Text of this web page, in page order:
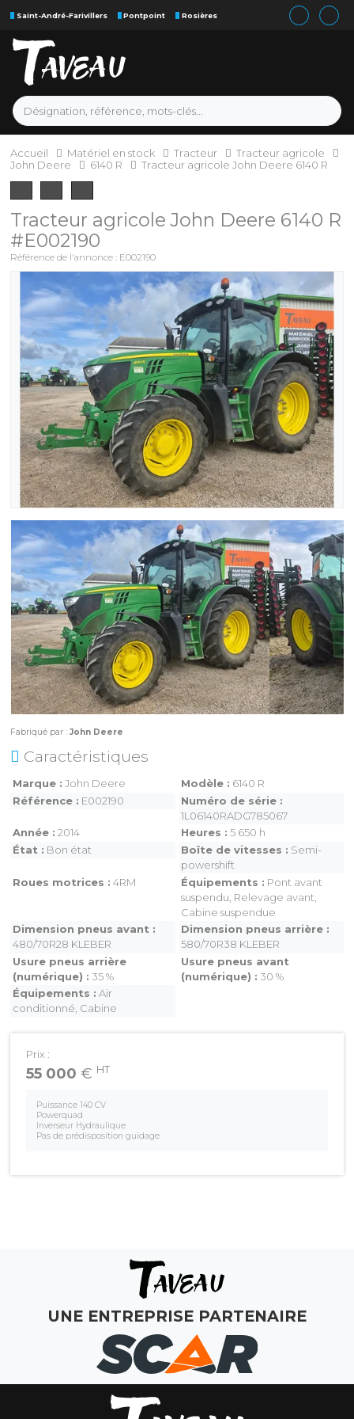
Saint-André-Farivillers Pontpoint Rosières
MAGASINS
ATELIERS
COMMERCIAL
MON COMPTE
Accueil Matériel en stock Tracteur
Tracteur agricole
John Deere
6140 R Tracteur agricole John Deere 6140 R
Tracteur agricoleJohn Deere 6140 R
#E002190
Référence de l'annonce : E002190
Fabriqué par : John Deere
Prix :
55 000 € HT
Puissance 140 CV
Powerquad
Inverseur Hydraulique
Pas de prédisposition guidage
Caractéristiques
Marque John Deere Modèle
6140 R
Référence
E002190
Numéro de série
1L06140RADG785067
Année
2014 Heures
5 650 h
État
Bon état Boîte de vitesses
Semi-
powershift
Roues motrices
4RM Équipements
Pont avant
suspendu, Relevage avant,
Cabine suspendue
Dimension pneus avant
480/70R28 KLEBER
Dimension pneus arrière
580/70R38 KLEBER
Usure pneus arrière
(numérique)
35 %
Usure pneus avant
(numérique)
30 %
Équipements
Air
conditionné, Cabine
UNE ENTREPRISE PARTENAIRE